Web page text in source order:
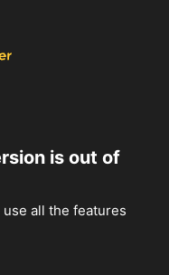
is out of
all the features